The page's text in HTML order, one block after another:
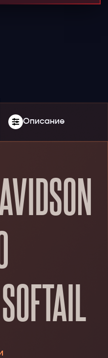
Описание